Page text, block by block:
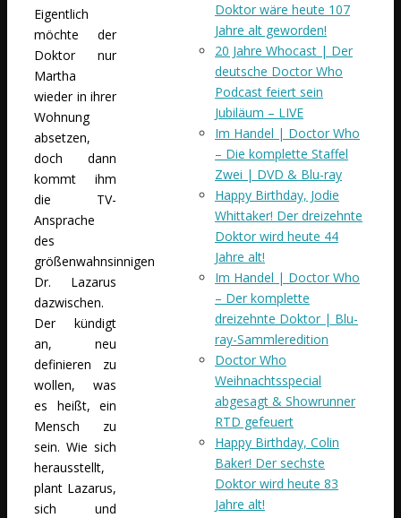
Eigentlich
möchte der
Doktor nur
Martha
wieder in ihrer
Wohnung
absetzen,
doch dann
kommt ihm
die TV-
Ansprache
des
größenwahnsinnigen
Dr. Lazarus
dazwischen.
Der kündigt
an, neu
definieren zu
wollen, was
es heißt, ein
Mensch zu
sein. Wie sich
herausstellt,
plant Lazarus,
sich und
Doktor wäre heute 107
Jahre alt geworden!
20 Jahre Whocast | Der
deutsche Doctor Who
Podcast feiert sein
Jubiläum – LIVE
Im Handel | Doctor Who
– Die komplette Staffel
Zwei | DVD & Blu-ray
Happy Birthday, Jodie
Whittaker! Der dreizehnte
Doktor wird heute 44
Jahre alt!
Im Handel | Doctor Who
– Der komplette
dreizehnte Doktor | Blu-
ray-Sammleredition
Doctor Who
Weihnachtsspecial
abgesagt & Showrunner
RTD gefeuert
Happy Birthday, Colin
Baker! Der sechste
Doktor wird heute 83
Jahre alt!